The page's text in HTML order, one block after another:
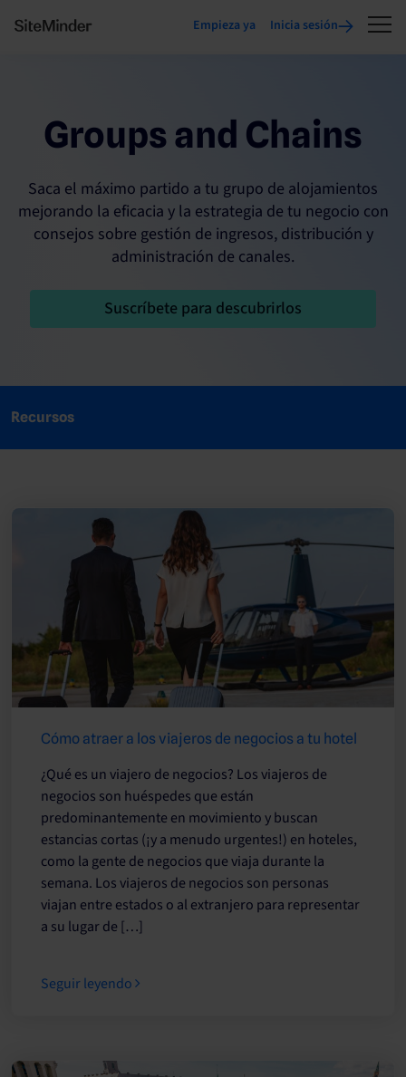
Empieza ya Inicia sesión
Groups and Chains
Saca el máximo partido a tu grupo de alojamientos
mejorando la eficacia y la estrategia de tu negocio con
consejos sobre gestión de ingresos, distribución y
administración de canales.
Suscríbete para descubrirlos
Recursos
Cómo atraer a los viajeros de negocios a tu hotel
¿Qué es un viajero de negocios? Los viajeros de
negocios son huéspedes que están
predominantemente en movimiento y buscan
estancias cortas (¡y a menudo urgentes!) en hoteles,
como la gente de negocios que viaja durante la
semana. Los viajeros de negocios son personas
viajan entre estados o al extranjero para representar
a su lugar de […]
Seguir leyendo